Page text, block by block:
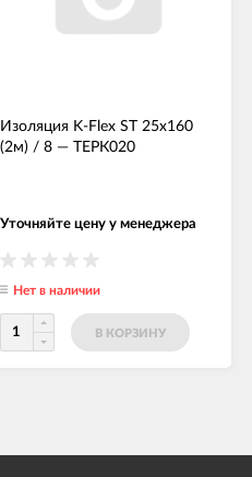
Изоляция K-Flex ST 25x160
(2м) / 8 — ТЕРК020
Уточняйте цену у менеджера
Нет в наличии
В КОРЗИНУ